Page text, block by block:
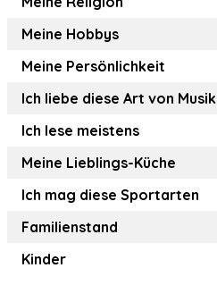
Meine Hobbys
Meine Persönlichkeit
Ich liebe diese Art von Musik
Ich lese meistens
Meine Lieblings-Küche
Ich mag diese Sportarten
Familienstand
Kinder